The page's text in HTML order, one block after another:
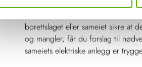
borettslaget eller sameiet sikre at
og mangler, får du forslag til
sameiets elektriske anlegg er